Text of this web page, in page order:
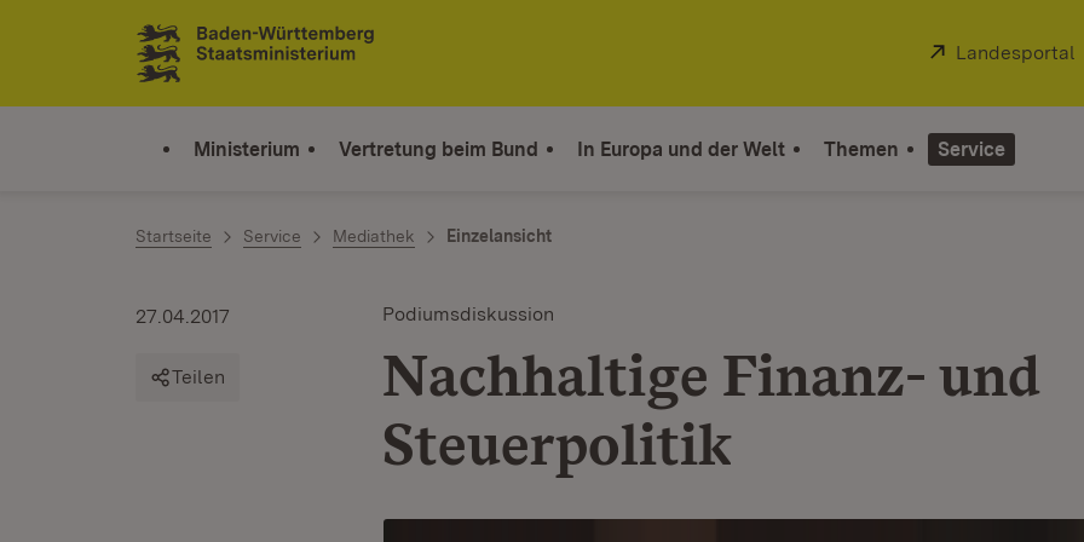
Zum Inhalt springen
Link zur Startseite
Extern:
Landesportal
Ministerium Vertretung beim Bund In Europa und der Welt Themen Service
Startseite Service Mediathek Einzelansicht
Podiumsdiskussion
Nachhaltige Finanz- und
Steuerpolitik
27.04.2017
Teilen